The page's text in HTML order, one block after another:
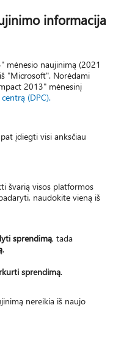
informacija
mėnesio naujinimą (2021
"Microsoft". Norėdami
2013" mėnesinį
(DPC).
įdiegti visi anksčiau
švarią visos platformos
naudokite vieną iš
sprendimą, tada
.
sprendimą.
nereikia iš naujo